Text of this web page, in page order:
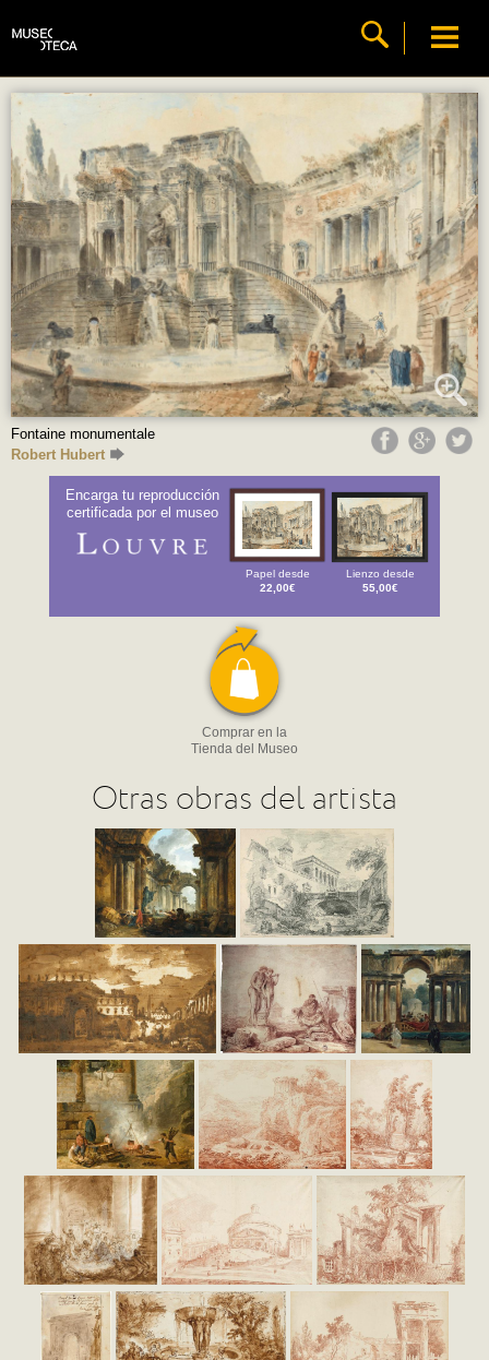
Fontaine monumentale
Robert Hubert
Encarga tu reproducción
certificada por el museo
Papel desde
22,00€
Lienzo desde
55,00€
Comprar en la
Tienda del Museo
Otras obras del artista